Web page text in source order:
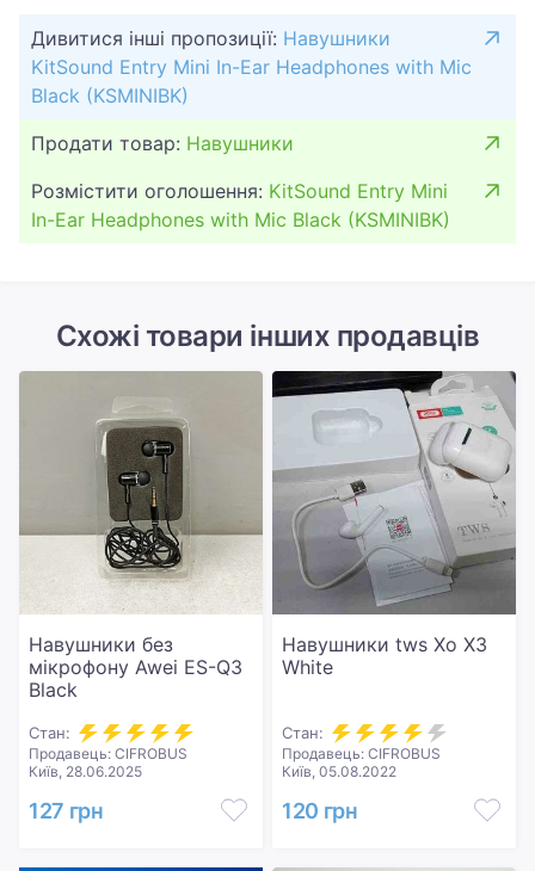
Дивитися інші пропозиції: Навушники
KitSound Entry Mini In-Ear Headphones with Mic
Black (KSMINIBK)
Продати товар: Навушники
Розмістити оголошення: KitSound Entry Mini
In-Ear Headphones with Mic Black (KSMINIBK)
Схожі товари інших продавців
Навушники без
мікрофону Awei ES-Q3
Black
Стан:
Продавець: CIFROBUS
Київ, 28.06.2025
127 грн
Навушники tws Xo X3
White
Стан:
Продавець: CIFROBUS
Київ, 05.08.2022
120 грн